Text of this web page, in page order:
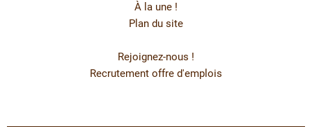
À la une !
Plan du site
Rejoignez-nous !
Recrutement offre d'emplois